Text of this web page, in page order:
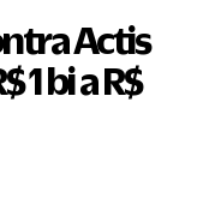
Actis
1 bi a R$